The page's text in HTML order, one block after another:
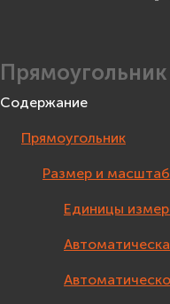
Прямоугольник
Содержание
Прямоугольник
Размер и
Единицы